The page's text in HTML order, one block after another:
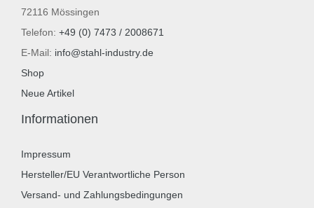
72116 Mössingen
Telefon: +49 (0) 7473 / 2008671
E-Mail: info@stahl-industry.de
Shop
Neue Artikel
Informationen
Impressum
Hersteller/EU Verantwortliche Person
Versand- und Zahlungsbedingungen